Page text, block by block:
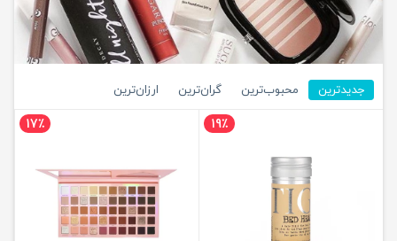
جدیدترین محبوب‌ترین گران‌ترین ارزان‌ترین
19٪ 17٪